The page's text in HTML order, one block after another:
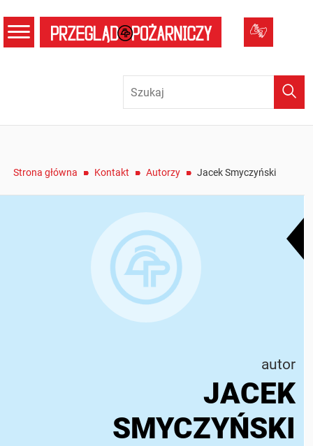
menu
Strona główna /
Kontakt /
Autorzy /
Jacek Smyczyński
autor
JACEK
SMYCZYŃSKI